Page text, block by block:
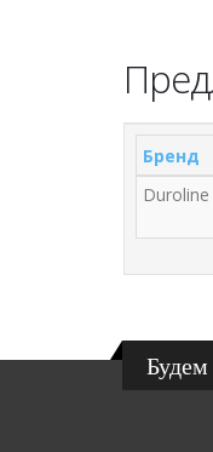
Бренд
Duroline